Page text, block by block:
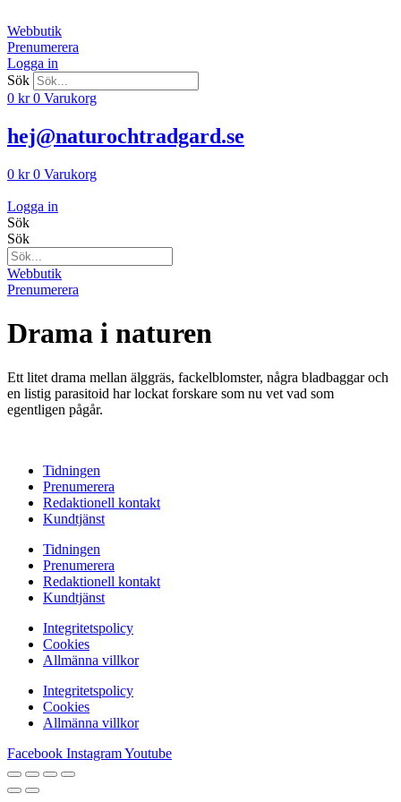
till
innehåll
Webbutik
Prenumerera
Logga in
Sök
0 kr 0 Varukorg
hej@naturochtradgard.se
0 kr 0 Varukorg
Logga in
Sök
Sök
Webbutik
Prenumerera
Drama i naturen
Ett litet drama mellan älggräs, fackelblomster, några bladbaggar och
en listig parasitoid har lockat fors­kare som nu vet vad som
egentligen pågår.
Tidningen
Prenumerera
Redaktionell kontakt
Kundtjänst
Tidningen
Prenumerera
Redaktionell kontakt
Kundtjänst
Integritetspolicy
Cookies
Allmänna villkor
Integritetspolicy
Cookies
Allmänna villkor
Facebook InstagramYoutube